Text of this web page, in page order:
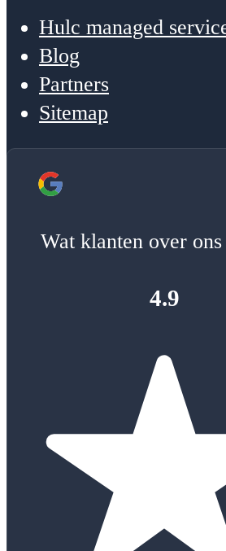
Hulc managed
Blog
Partners
Sitemap
Wat klanten over
4.9